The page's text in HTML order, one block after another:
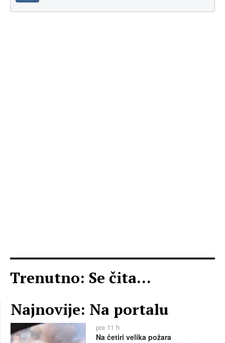
Trenutno: Se čita...
Najnovije: Na portalu
pre 11 h
Na četiri velika požara